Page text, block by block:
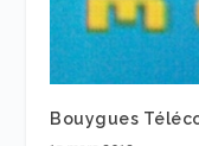
Bouygues